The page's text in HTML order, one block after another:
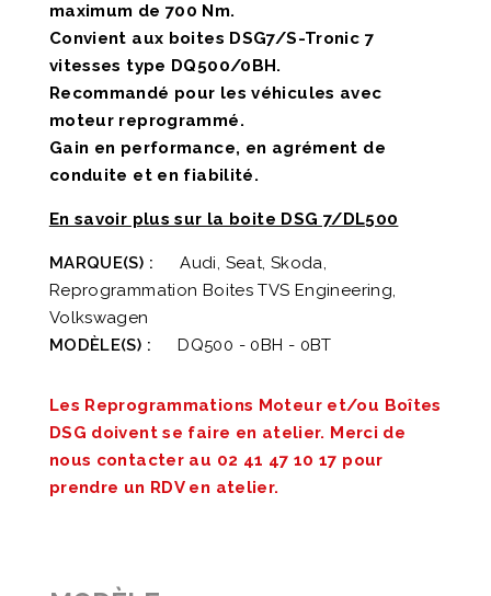
maximum de 700 Nm.
Convient aux boites DSG7/S-Tronic 7
vitesses type DQ500/0BH.
Recommandé pour les véhicules avec
moteur reprogrammé.
Gain en performance, en agrément de
conduite et en fiabilité.
En savoir plus sur la boite DSG 7/DL500
MARQUE(S) :
Audi, Seat, Skoda,
Reprogrammation Boites TVS Engineering,
Volkswagen
MODÈLE(S) :
DQ500 - 0BH - 0BT
Les Reprogrammations Moteur et/ou Boîtes
DSG doivent se faire en atelier. Merci de
nous contacter au 02 41 47 10 17 pour
prendre un RDV en atelier.